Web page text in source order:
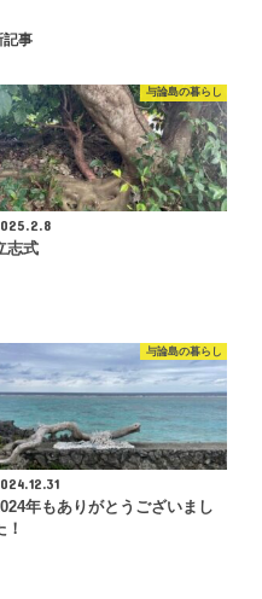
記事
与論島の暮らし
志式
与論島の暮らし
年もありがとうございまし
！